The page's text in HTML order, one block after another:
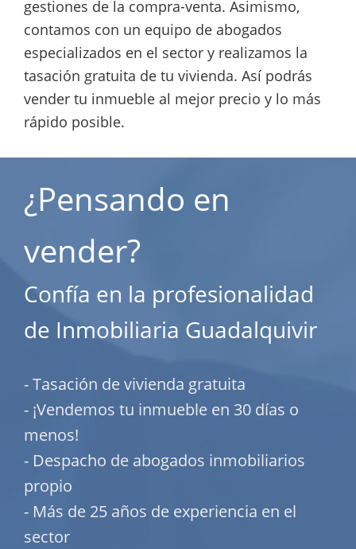
gestiones de la compra-venta. Asimismo,
contamos con un equipo de abogados
especializados en el sector y realizamos la
tasación gratuita de tu vivienda. Así podrás
vender tu inmueble al mejor precio y lo más
rápido posible.
¿Pensando en
vender?
Confía en la profesionalidad
de Inmobiliaria Guadalquivir
- Tasación de vivienda gratuita
- ¡Vendemos tu inmueble en 30 días o
menos!
- Despacho de abogados inmobiliarios
propio
- Más de 25 años de experiencia en el
sector